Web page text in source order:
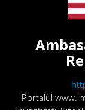
Portalul